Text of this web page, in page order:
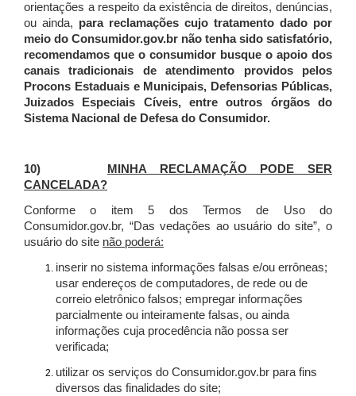
orientações a respeito da existência de direitos, denúncias,
ou ainda, para reclamações cujo tratamento dado por
meio do Consumidor.gov.br não tenha sido satisfatório,
recomendamos que o consumidor busque o apoio dos
canais tradicionais de atendimento providos pelos
Procons Estaduais e Municipais, Defensorias Públicas,
Juizados Especiais Cíveis, entre outros órgãos do
Sistema Nacional de Defesa do Consumidor.
10)
MINHA RECLAMAÇÃO PODE SER
CANCELADA?
Conforme o item 5 dos Termos de Uso do
Consumidor.gov.br, “Das vedações ao usuário do site”, o
usuário do site não poderá:
inserir no sistema informações falsas e/ou errôneas;
usar endereços de computadores, de rede ou de
correio eletrônico falsos; empregar informações
parcialmente ou inteiramente falsas, ou ainda
informações cuja procedência não possa ser
verificada;
utilizar os serviços do Consumidor.gov.br para fins
diversos das finalidades do site;